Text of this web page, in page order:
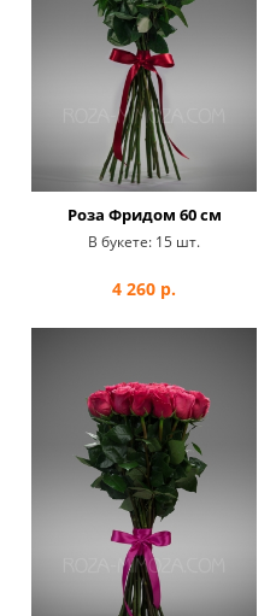
Роза Фридом 60 см
В букете: 15 шт.
4 260 р.